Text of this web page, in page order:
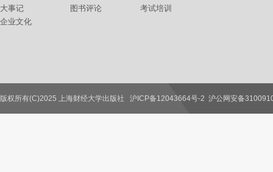
大事记
企业文化
图书评论
考试培训
联系我们
版权所有(C)2025 上海财经大学出版社 沪ICP备12043664号-2 沪公网安备